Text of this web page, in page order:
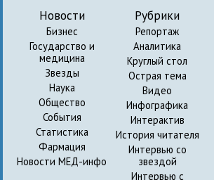
Новости
Бизнес
Государство и
медицина
Звезды
Наука
Общество
События
Статистика
Фармация
Новости МЕД-инфо
Рубрики
Репортаж
Аналитика
Круглый стол
Острая тема
Видео
Инфографика
Интерактив
История читателя
Интервью со
звездой
Интервью с